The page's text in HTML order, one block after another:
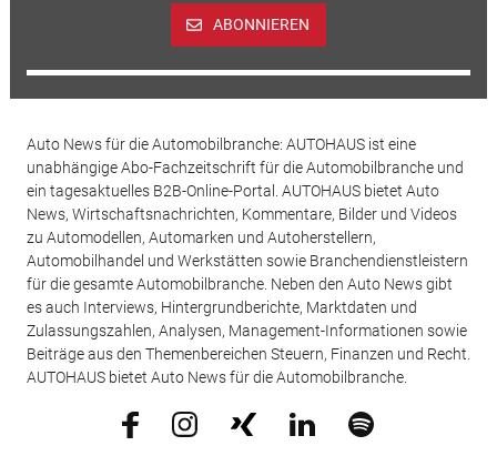
ABONNIEREN
Auto News für die Automobilbranche: AUTOHAUS ist eine
unabhängige Abo-Fachzeitschrift für die Automobilbranche und
ein tagesaktuelles B2B-Online-Portal. AUTOHAUS bietet Auto
News, Wirtschaftsnachrichten, Kommentare, Bilder und Videos
zu Automodellen, Automarken und Autoherstellern,
Automobilhandel und Werkstätten sowie Branchendienstleistern
für die gesamte Automobilbranche. Neben den Auto News gibt
es auch Interviews, Hintergrundberichte, Marktdaten und
Zulassungszahlen, Analysen, Management-Informationen sowie
Beiträge aus den Themenbereichen Steuern, Finanzen und Recht.
AUTOHAUS bietet Auto News für die Automobilbranche.